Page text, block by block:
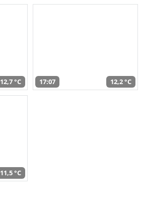
12,7 °C 17:07 12,2 °C
11,5 °C